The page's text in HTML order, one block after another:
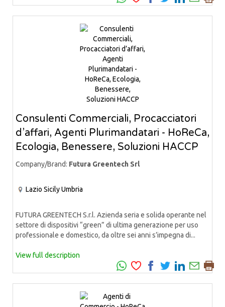
Consulenti Commerciali, Procacciatori
d’affari, Agenti Plurimandatari - HoReCa,
Ecologia, Benessere, Soluzioni HACCP
Company/Brand: Futura Greentech Srl
Lazio SicilyUmbria
FUTURA GREENTECH S.r.l. Azienda seria e solida operante nel
settore di dispositivi “green” di ultima generazione per uso
professionale e domestico, da oltre sei anni s’impegna di...
View full description